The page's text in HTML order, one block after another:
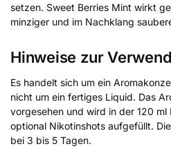
setzen. Sweet Berries Mint wirkt
minziger und im Nachklang
Hinweise zur
Es handelt sich um ein
nicht um ein fertiges Liquid. Das
vorgesehen und wird in der 120 ml
optional Nikotinshots aufgefüllt.
bei 3 bis 5 Tagen.